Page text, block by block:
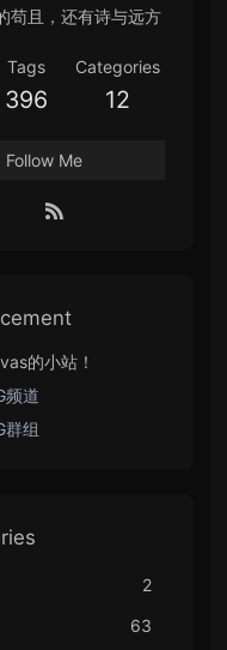
苟且，还有诗与远方
Tags
396
Categories
12
Follow Me
的小站！
频道
群组
2
63